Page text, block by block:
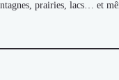
prairies, lacs… et